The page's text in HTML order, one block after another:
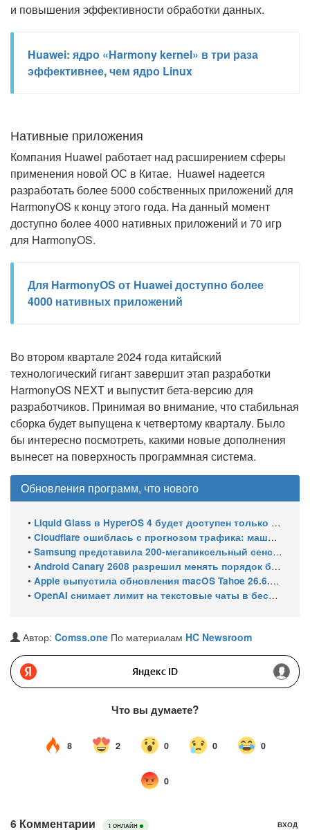
и повышения эффективности обработки данных.
Huawei: ядро «Harmony kernel» в три раза
эффективнее, чем ядро Linux
Нативные приложения
Компания Huawei работает над расширением сферы
применения новой ОС в Китае. Huawei надеется
разработать более 5000 собственных приложений для
HarmonyOS к концу этого года. На данный момент
доступно более 4000 нативных приложений и 70 игр
для HarmonyOS.
Для HarmonyOS от Huawei доступно более
4000 нативных приложений
Во втором квартале 2024 года китайский
технологический гигант завершит этап разработки
HarmonyOS NEXT и выпустит бета-версию для
разработчиков. Принимая во внимание, что стабильная
сборка будет выпущена к четвертому кварталу. Было
бы интересно посмотреть, какими новые дополнения
вынесет на поверхность программная система.
Обновления программ, что нового
• Liquid Glass в HyperOS 4 будет доступен только на флагманских чипсетах
• Cloudflare ошиблась с прогнозом трафика: машины обошли людей в мае 2026
• Samsung представила 200-мегапиксельный сенсор ISOCELL HPC с DeepPix
• Android Canary 2608 разрешил менять порядок блоков шторки
• Apple выпустила обновления macOS Tahoe 26.6.1, Sequoia 15.7.9 и Sonoma 14.8.9 для устранения уязвимости общего доступа к экрану
• OpenAI снимает лимит на текстовые чаты в бесплатном ChatGPT
Автор: Comss.one По материалам HC Newsroom